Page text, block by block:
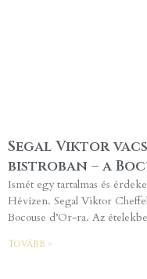
Segal Viktor
bistroban – a
Ismét egy tartalmas és
Hévízen. Segal Viktor
Bocouse d’Or-ra. Az
Tovább »